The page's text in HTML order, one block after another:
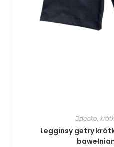
Dziecko,
Legginsy getry